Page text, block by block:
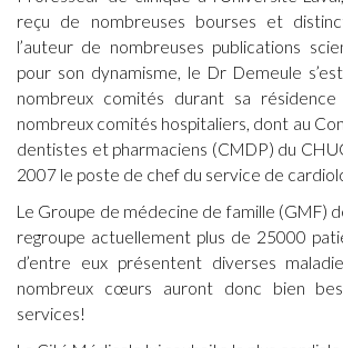
reçu de nombreuses bourses et
l’auteur de nombreuses publications
pour son dynamisme, le Dr Demeule
nombreux comités durant sa
nombreux comités hospitaliers, dont au
dentistes et pharmaciens (CMDP) du
2007 le poste de chef du service de
Le Groupe de médecine de famille (GMF)
regroupe actuellement plus de 25000
d’entre eux présentent diverses
nombreux cœurs auront donc bien
services!